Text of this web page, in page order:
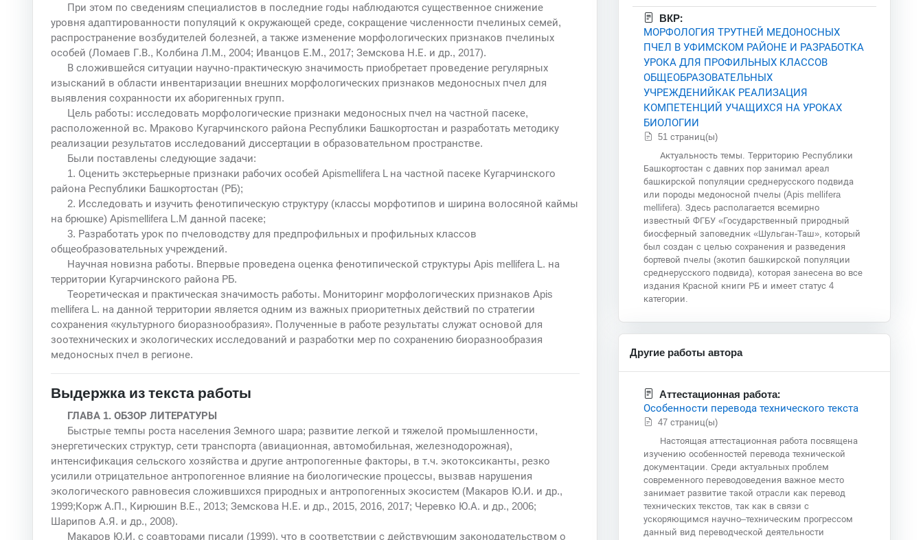
При этом по сведениям специалистов в последние годы наблюдаются существенное снижение
уровня адаптированности популяций к окружающей среде, сокращение численности пчелиных семей,
распространение возбудителей болезней, а также изменение морфологических признаков пчелиных
особей (Ломаев Г.В., Колбина Л.М., 2004; Иванцов Е.М., 2017; Земскова Н.Е. и др., 2017).
В сложившейся ситуации научно-практическую значимость приобретает проведение регулярных
изысканий в области инвентаризации внешних морфологических признаков медоносных пчел для
выявления сохранности их аборигенных групп.
Цель работы: исследовать морфологические признаки медоносных пчел на частной пасеке,
расположенной вс. Мраково Кугарчинского района Республики Башкортостан и разработать методику
реализации результатов исследований диссертации в образовательном пространстве.
Были поставлены следующие задачи:
1. Оценить экстерьерные признаки рабочих особей Apismellifera L на частной пасеке Кугарчинского
района Республики Башкортостан (РБ);
2. Исследовать и изучить фенотипическую структуру (классы морфотипов и ширина волосяной каймы
на брюшке) Apismellifera L.M данной пасеке;
3. Разработать урок по пчеловодству для предпрофильных и профильных классов
общеобразовательных учреждений.
Научная новизна работы. Впервые проведена оценка фенотипической структуры Apis mellifera L. на
территории Кугарчинского района РБ.
Теоретическая и практическая значимость работы. Мониторинг морфологических признаков Apis
mellifera L. на данной территории является одним из важных приоритетных действий по стратегии
сохранения «культурного биоразнообразия». Полученные в работе результаты служат основой для
зоотехнических и экологических исследований и разработки мер по сохранению биоразнообразия
медоносных пчел в регионе.
Выдержка из текста работы
ГЛАВА 1. ОБЗОР ЛИТЕРАТУРЫ
Быстрые темпы роста населения Земного шара; развитие легкой и тяжелой промышленности,
энергетических структур, сети транспорта (авиационная, автомобильная, железнодорожная),
интенсификация сельского хозяйства и другие антропогенные факторы, в т.ч. экотоксиканты, резко
усилили отрицательное антропогенное влияние на биологические процессы, вызвав нарушения
экологического равновесия сложившихся природных и антропогенных экосистем (Макаров Ю.И. и др.,
1999;Корж А.П., Кирюшин В.Е., 2013; Земскова Н.Е. и др., 2015, 2016, 2017; Черевко Ю.А. и др., 2006;
Шарипов А.Я. и др., 2008).
Макаров Ю.И. с соавторами писали (1999), что в соответствии с действующим законодательством о
ВКР:
МОРФОЛОГИЯ ТРУТНЕЙ МЕДОНОСНЫХ
ПЧЕЛ В УФИМСКОМ РАЙОНЕ И РАЗРАБОТКА
УРОКА ДЛЯ ПРОФИЛЬНЫХ КЛАССОВ
ОБЩЕОБРАЗОВАТЕЛЬНЫХ
УЧРЕЖДЕНИЙКАК РЕАЛИЗАЦИЯ
КОМПЕТЕНЦИЙ УЧАЩИХСЯ НА УРОКАХ
БИОЛОГИИ
51 страниц(ы)
Актуальность темы. Территорию Республики
Башкортостан с давних пор занимал ареал
башкирской популяции среднерусского подвида
или породы медоносной пчелы (Apis mellifera
mellifera). Здесь располагается всемирно
известный ФГБУ «Государственный природный
биосферный заповедник «Шульган-Таш», который
был создан с целью сохранения и разведения
бортевой пчелы (экотип башкирской популяции
среднерусского подвида), которая занесена во все
издания Красной книги РБ и имеет статус 4
категории.
Другие работы автора
Аттестационная работа:
Особенности перевода технического текста
47 страниц(ы)
Настоящая аттестационная работа посвящена
изучению особенностей перевода технической
документации. Среди актуальных проблем
современного переводоведения важное место
занимает развитие такой отрасли как перевод
технических текстов, так как в связи с
ускоряющимся научно–техническим прогрессом
данный вид переводческой деятельности